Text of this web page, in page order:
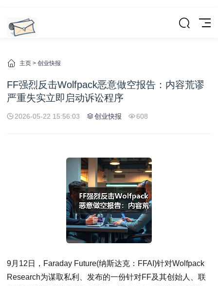
主页 > 创业快报
FF强烈反击Wolfpack恶意做空报告：内容荒谬
严重失实立即启动诉讼程序
2026-05-22 15:56:03 创业快报 608
9月12日，Faraday Future(纳斯达克：FFAI)针对Wolfpack
Research为谋取私利、发布的一份针对FF及其创始人、联